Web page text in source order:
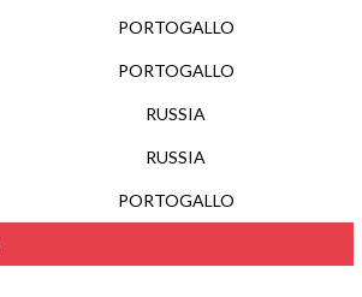
PORTOGALLO
PORTOGALLO
RUSSIA
RUSSIA
PORTOGALLO